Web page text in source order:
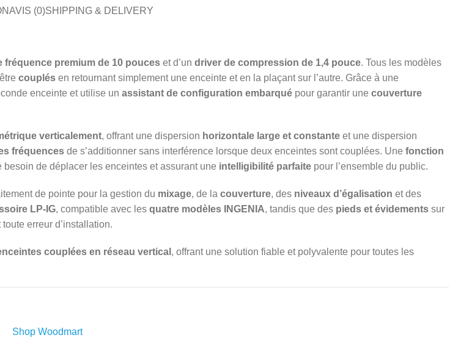
AVIS (0)SHIPPING & DELIVERY
premium de 10 pouces et d’un driver de compression de 1,4 pouce. Tous les modèles
couplés en retournant simplement une enceinte et en la plaçant sur l’autre. Grâce à une
enceinte et utilise un assistant de configuration embarqué pour garantir une couverture
verticalement, offrant une dispersion horizontale large et constante et une dispersion
fréquences de s’additionner sans interférence lorsque deux enceintes sont couplées. Une fonction
de déplacer les enceintes et assurant une intelligibilité parfaite pour l’ensemble du public.
de pointe pour la gestion du mixage, de la couverture, des niveaux d’égalisation et des
LP-IG, compatible avec les quatre modèles INGENIA, tandis que des pieds et évidements sur
erreur d’installation.
couplées en réseau vertical , offrant une solution fiable et polyvalente pour toutes les
Shop Woodmart